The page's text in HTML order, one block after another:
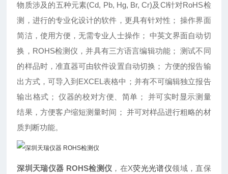
物质涉及的五种元素(Cd, Pb, Hg, Br, Cr)及Cl针对RoHS检
测，进行的专业化设计的软件，更具有针对性； 操作界面
简洁，使用方便，无需专业人士操作； 中英文界面自动切
换，ROHS检测仪，并具有三方语言编辑功能； 测试不同
的样品时，准直器可由软件设置自动切换； 方便的报告输
出方式，可导入到EXCEL表格中；并有不可编辑独立报告
输出格式； 仪器的校对方便、简单； 并可实时显示测量
结果，方便客户缩短测量时间； 并可对样品进行粗略的材
质判断功能。
深圳天瑞仪器 ROHS检测仪 ，在X荧光光谱仪领域，直保